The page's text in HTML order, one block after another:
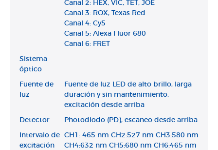
Canal 2: HEX, VIC, TET, JOE
Canal 3: ROX, Texas Red
Canal 4: Cy5
Canal 5: Alexa Fluor 680
Canal 6: FRET
Sistema
óptico
Fuente de
luz
Fuente de luz LED de alto brillo, larga
duración y sin mantenimiento,
excitación desde arriba
Detector Photodiodo (PD), escaneo desde arriba
Intervalo de
excitación
CH1: 465 nm CH2:527 nm CH3:580 nm
CH4:632 nm CH5:680 nm CH6:465 nm